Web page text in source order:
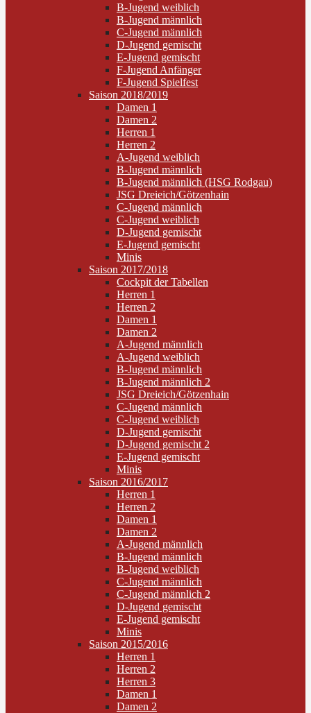
B-Jugend weiblich
B-Jugend männlich
C-Jugend männlich
D-Jugend gemischt
E-Jugend gemischt
F-Jugend Anfänger
F-Jugend Spielfest
Saison 2018/2019
Damen 1
Damen 2
Herren 1
Herren 2
A-Jugend weiblich
B-Jugend männlich
B-Jugend männlich (HSG Rodgau)
JSG Dreieich/Götzenhain
C-Jugend männlich
C-Jugend weiblich
D-Jugend gemischt
E-Jugend gemischt
Minis
Saison 2017/2018
Cockpit der Tabellen
Herren 1
Herren 2
Damen 1
Damen 2
A-Jugend männlich
A-Jugend weiblich
B-Jugend männlich
B-Jugend männlich 2
JSG Dreieich/Götzenhain
C-Jugend männlich
C-Jugend weiblich
D-Jugend gemischt
D-Jugend gemischt 2
E-Jugend gemischt
Minis
Saison 2016/2017
Herren 1
Herren 2
Damen 1
Damen 2
A-Jugend männlich
B-Jugend männlich
B-Jugend weiblich
C-Jugend männlich
C-Jugend männlich 2
D-Jugend gemischt
E-Jugend gemischt
Minis
Saison 2015/2016
Herren 1
Herren 2
Herren 3
Damen 1
Damen 2